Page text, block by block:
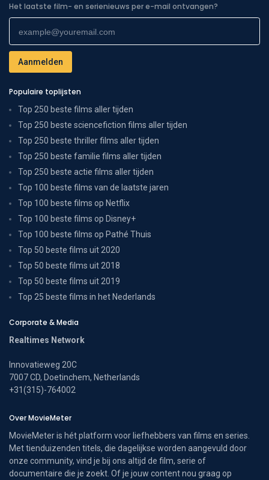
Het laatste film- en serienieuws per e-mail ontvangen?
Populaire toplijsten
Top 250 beste films aller tijden
Top 250 beste sciencefiction films aller tijden
Top 250 beste thriller films aller tijden
Top 250 beste familie films aller tijden
Top 250 beste actie films aller tijden
Top 100 beste films van de laatste jaren
Top 100 beste films op Netflix
Top 100 beste films op Disney+
Top 100 beste films op Pathé Thuis
Top 50 beste films uit 2020
Top 50 beste films uit 2018
Top 50 beste films uit 2019
Top 25 beste films in het Nederlands
Corporate & Media
Realtimes Network
Innovatieweg 20C
7007 CD, Doetinchem, Netherlands
+31(315)-764002
Over MovieMeter
MovieMeter is hét platform voor liefhebbers van films en series.
Met tienduizenden titels, die dagelijkse worden aangevuld door
onze community, vind je bij ons altijd de film, serie of
documentaire die je zoekt. Of je jouw content nou graag op